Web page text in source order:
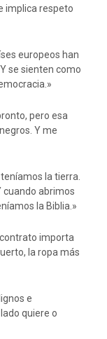
implica respeto
europeos han
se sienten como
pero esa
Y me
la tierra.
cuando abrimos
la Biblia.»
importa
la ropa más
e
quiere o